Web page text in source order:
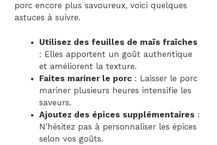
porc encore plus savoureux, voici quelques
astuces à suivre.
Utilisez des feuilles de maïs fraîches
: Elles apportent un goût authentique
et améliorent la texture.
Faites mariner le porc : Laisser le porc
mariner plusieurs heures intensifie les
saveurs.
Ajoutez des épices supplémentaires :
N’hésitez pas à personnaliser les épices
selon vos goûts.